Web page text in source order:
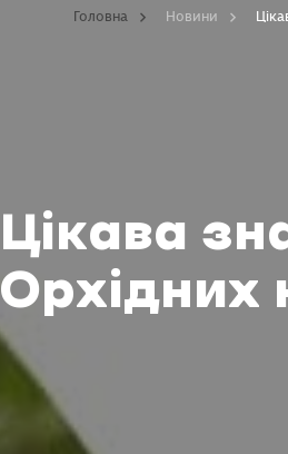
Цікава
Орхідних
Головна Новини